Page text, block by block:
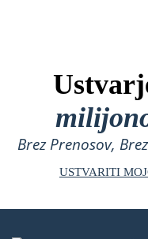
Brez Prenosov,
USTVARITI